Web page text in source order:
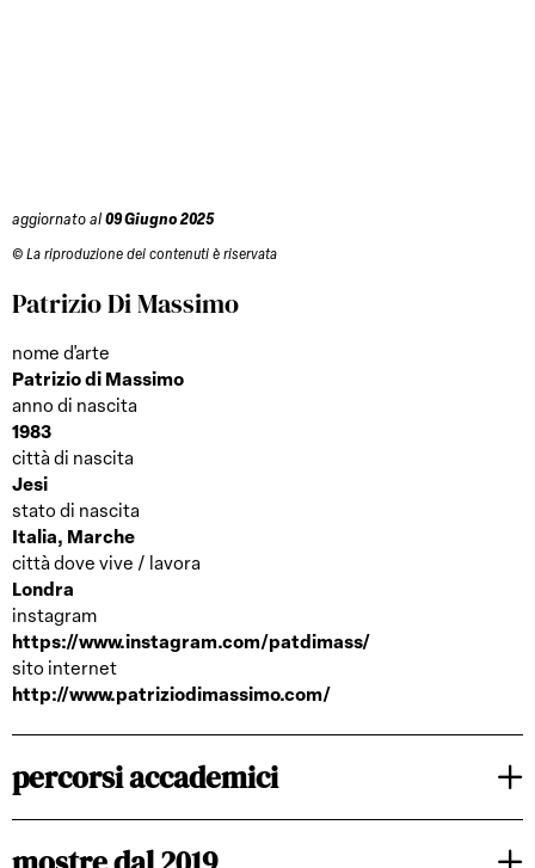
aggiornato al 09 Giugno 2025
© La riproduzione dei contenuti è riservata
Patrizio Di Massimo
nome d'arte
Patrizio di Massimo
anno di nascita
1983
città di nascita
Jesi
stato di nascita
Italia, Marche
città dove vive / lavora
Londra
instagram
https://www.instagram.com/patdimass/
sito internet
http://www.patriziodimassimo.com/
percorsi accademici